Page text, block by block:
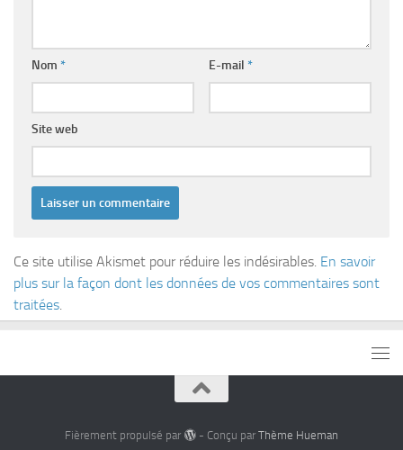
Nom * E-mail *
Site web
Ce site utilise Akismet pour réduire les indésirables. En savoir
plus sur la façon dont les données de vos commentaires sont
traitées
Fièrement propulsé par - Conçu par Thème Hueman